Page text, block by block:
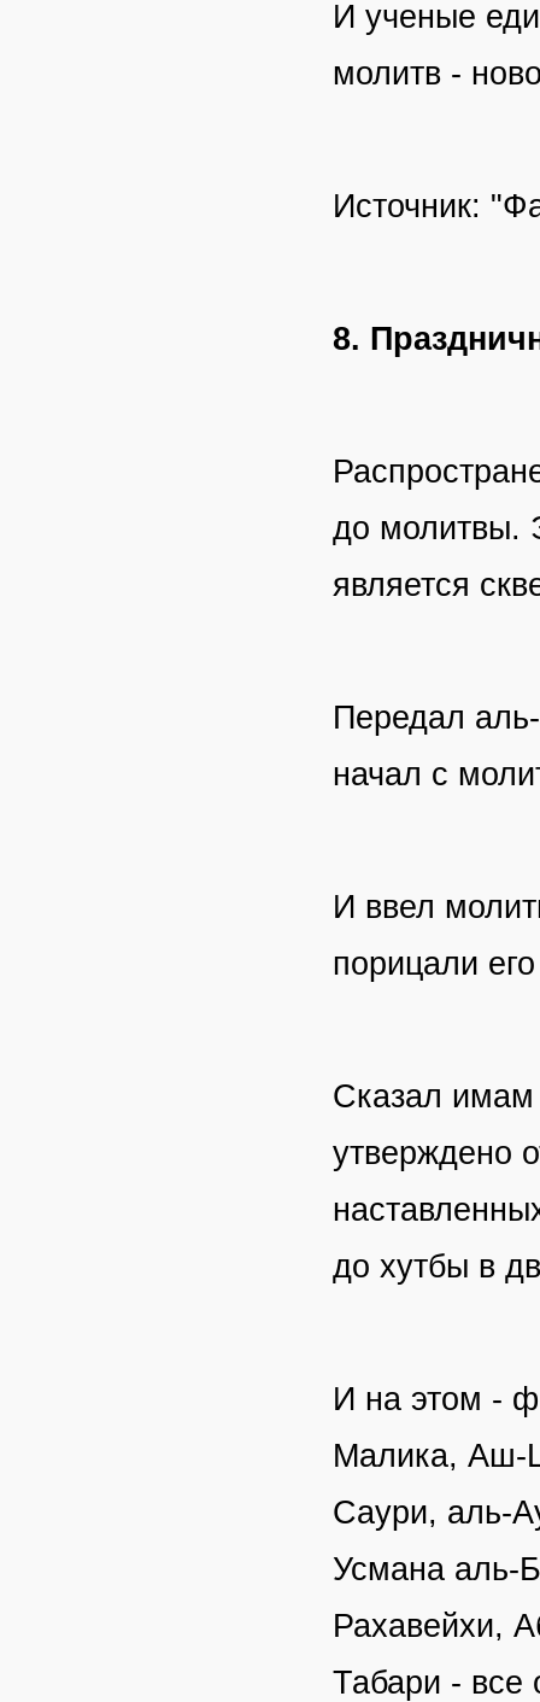
И ученые
молитв -
Источник:
8.
до молитвы.
является
Передал
начал с
И ввел
порицали
Сказал
утверждено
до хутбы в
И на этом -
Малика, Аш-
Саури, аль-
Усмана аль-
Рахавейхи,
Табари - все